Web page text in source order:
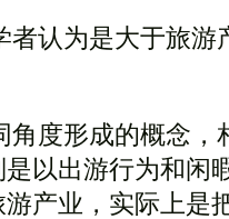
者认为是大于旅游
角度形成的概念，
以出游行为和闲
产业，实际上是